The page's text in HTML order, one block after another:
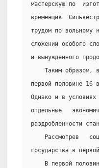
мастерскую по
временщик
трудом по вольному
сложении особого
и вынужденного
Таким образом,
первой половине 16
Однако и в условиях
отдельные
раздробленности
Рассмотрев
государства в
В первой